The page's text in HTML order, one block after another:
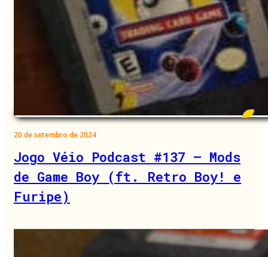
20 de setembro de 2024
Jogo Véio Podcast #137 – Mods
de Game Boy (ft. Retro Boy! e
Furipe)